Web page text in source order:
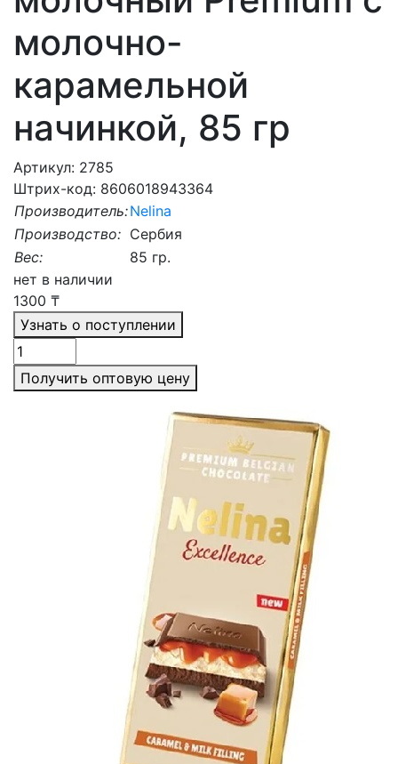
молочно-
карамельной
начинкой, 85 гр
Артикул: 2785
Штрих-код: 8606018943364
Производитель:Nelina
Производство: Сербия
Вес:
85 гр.
нет в наличии
1300 ₸
Узнать о поступлении
Получить оптовую цену